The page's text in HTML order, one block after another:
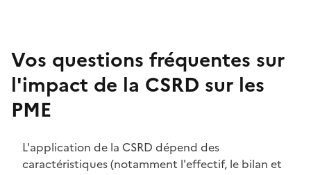
Vos questions fréquentes sur
l'impact de la CSRD sur les
PME
L'application de la CSRD dépend des
caractéristiques (notamment l'effectif, le bilan et